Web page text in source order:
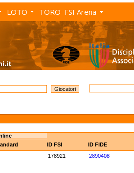
LOTO TORO FSI Arena
ID FSI ID FIDE
178921 2890408